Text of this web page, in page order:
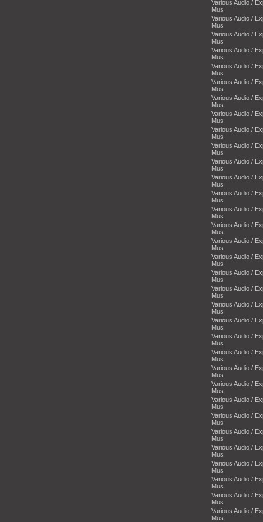
Various Audio /
Mus
Various Audio /
Mus
Various Audio /
Mus
Various Audio /
Mus
Various Audio /
Mus
Various Audio /
Mus
Various Audio /
Mus
Various Audio /
Mus
Various Audio /
Mus
Various Audio /
Mus
Various Audio /
Mus
Various Audio /
Mus
Various Audio /
Mus
Various Audio /
Mus
Various Audio /
Mus
Various Audio /
Mus
Various Audio /
Mus
Various Audio /
Mus
Various Audio /
Mus
Various Audio /
Mus
Various Audio /
Mus
Various Audio /
Mus
Various Audio /
Mus
Various Audio /
Mus
Various Audio /
Mus
Various Audio /
Mus
Various Audio /
Mus
Various Audio /
Mus
Various Audio /
Mus
Various Audio /
Mus
Various Audio /
Mus
Various Audio /
Mus
Various Audio /
Mus